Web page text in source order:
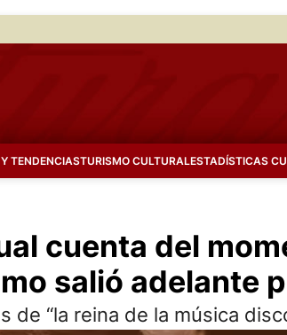
TENDENCIASTURISMO CULTURALESTADÍSTICAS
cuenta del
salió adelante
“la reina de la música